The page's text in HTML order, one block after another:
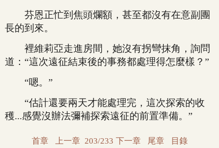
芬恩正忙到焦頭爛額，甚至都沒有在意副團
長的到來。
裡維莉亞走進房間，她沒有拐彎抹角，詢問
道：“這次遠征結束後的事務都處理得怎麼樣？”
“嗯。”
“估計還要兩天才能處理完，這次探索的收
穫...感覺沒辦法彌補探索遠征的前置準備。”
首章 上一章 203/233 下一章 尾章 目錄